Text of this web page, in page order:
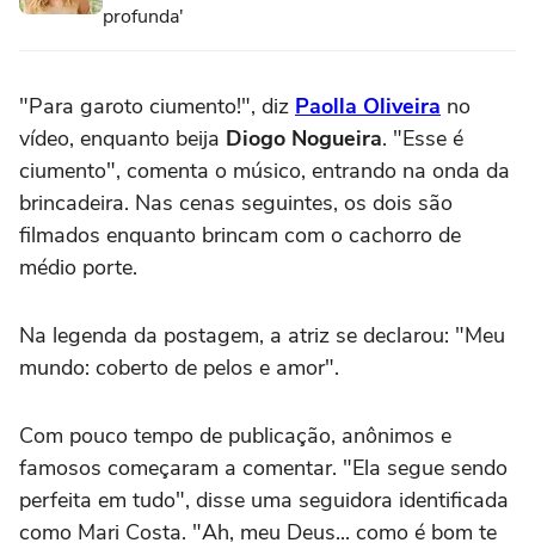
profunda'
"Para garoto ciumento!", diz Paolla Oliveira no
vídeo, enquanto beija Diogo Nogueira. "Esse é
ciumento", comenta o músico, entrando na onda da
brincadeira. Nas cenas seguintes, os dois são
filmados enquanto brincam com o cachorro de
médio porte.
Na legenda da postagem, a atriz se declarou: "Meu
mundo: coberto de pelos e amor".
Com pouco tempo de publicação, anônimos e
famosos começaram a comentar. "Ela segue sendo
perfeita em tudo", disse uma seguidora identificada
como Mari Costa. "Ah, meu Deus... como é bom te